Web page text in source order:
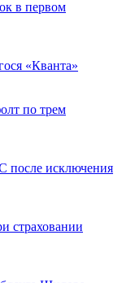
в первом
«Кванта»
по трем
после исключения
страховании